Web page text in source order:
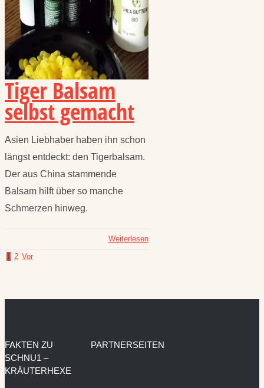
Tiger Balsam
selbst gemacht
Asien Liebhaber haben ihn schon
längst entdeckt: den Tigerbalsam.
Der aus China stammende
Balsam hilft über so manche
Schmerzen hinweg.
Weiterlesen
1 2 Vor
FAKTEN ZU
SCHNU1 –
KRÄUTERHEXE
PARTNERSEITEN